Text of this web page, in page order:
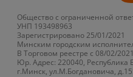
Общество с ограниченной
УНП 193498963
Зарегистрировано 25/01/2021
Минским городским
В Торговом реестре с 08/02/2021
Юр. Адрес: 220040, Республика
г.Минск, ул.М.Богдановича,